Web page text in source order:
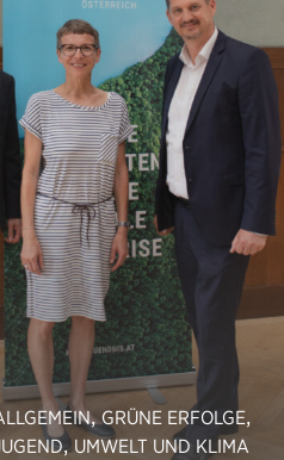
,GRÜNE ERFOLGE,
,UMWELT UND KLIMA